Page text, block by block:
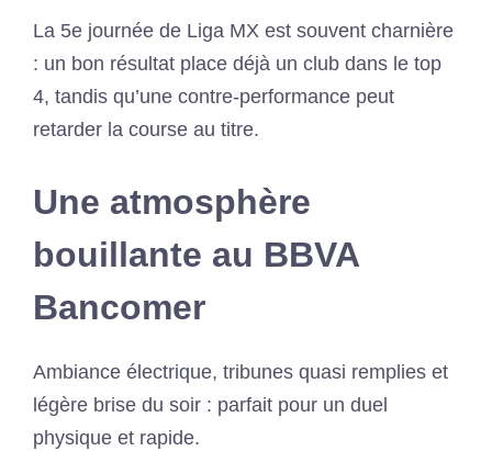
La 5e journée de Liga MX est souvent charnière
: un bon résultat place déjà un club dans le top
4, tandis qu’une contre-performance peut
retarder la course au titre.
Une atmosphère
bouillante au BBVA
Bancomer
Ambiance électrique, tribunes quasi remplies et
légère brise du soir : parfait pour un duel
physique et rapide.